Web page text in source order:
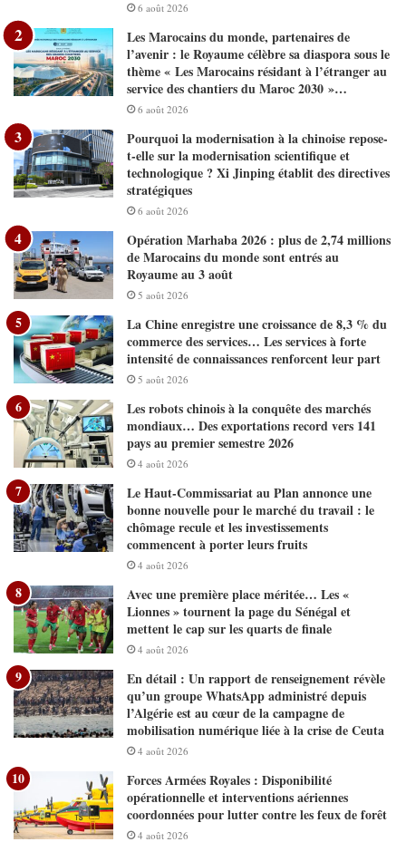
6 août 2026
Les Marocains du monde, partenaires de
l’avenir : le Royaume célèbre sa diaspora sous le
thème « Les Marocains résidant à l’étranger au
service des chantiers du Maroc 2030 »…
6 août 2026
Pourquoi la modernisation à la chinoise repose-
t-elle sur la modernisation scientifique et
technologique ? Xi Jinping établit des directives
stratégiques
6 août 2026
Opération Marhaba 2026 : plus de 2,74 millions
de Marocains du monde sont entrés au
Royaume au 3 août
5 août 2026
La Chine enregistre une croissance de 8,3 % du
commerce des services… Les services à forte
intensité de connaissances renforcent leur part
5 août 2026
Les robots chinois à la conquête des marchés
mondiaux… Des exportations record vers 141
pays au premier semestre 2026
4 août 2026
Le Haut-Commissariat au Plan annonce une
bonne nouvelle pour le marché du travail : le
chômage recule et les investissements
commencent à porter leurs fruits
4 août 2026
Avec une première place méritée… Les «
Lionnes » tournent la page du Sénégal et
mettent le cap sur les quarts de finale
4 août 2026
En détail : Un rapport de renseignement révèle
qu’un groupe WhatsApp administré depuis
l’Algérie est au cœur de la campagne de
mobilisation numérique liée à la crise de Ceuta
4 août 2026
Forces Armées Royales : Disponibilité
opérationnelle et interventions aériennes
coordonnées pour lutter contre les feux de forêt
4 août 2026